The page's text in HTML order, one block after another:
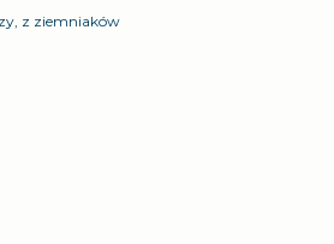
z ziemniaków